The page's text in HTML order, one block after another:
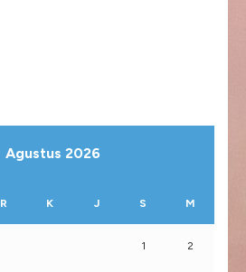
Agustus 2026
R K J S M
1 2